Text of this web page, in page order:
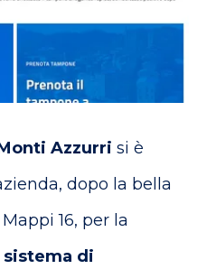
Azzurri si è
dopo la bella
16, per la
sistema di